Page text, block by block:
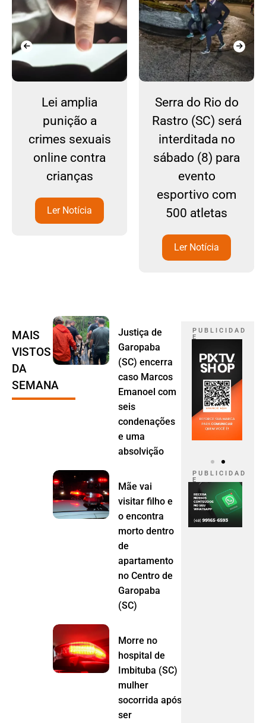
Lei amplia
punição a
crimes sexuais
online contra
crianças
Ler Notícia
Serra do Rio do
Rastro (SC) será
interditada no
sábado (8) para
evento
esportivo com
500 atletas
Ler Notícia
MAIS
VISTOS
DA
SEMANA
Justiça de
Garopaba
(SC) encerra
caso Marcos
Emanoel com
seis
condenações
e uma
absolvição
Mãe vai
visitar filho e
o encontra
morto dentro
de
apartamento
no Centro de
Garopaba
(SC)
Morre no
hospital de
Imbituba (SC)
mulher
socorrida após
ser
P U B L I C I D A D
E
P U B L I C I D A D
E